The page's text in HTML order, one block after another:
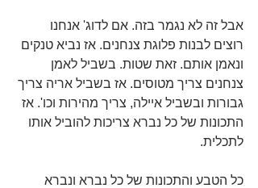
אבל זה לא נגמר בזה. אם לדוג' אנחנו
רוצים לבנות פלוגת צנחנים. אז נביא טנקים
ונאמן אותם. זאת שטות. בשביל לאמן
צנחנים צריך מטוסים. אז בשביל אריה צריך
גבורות ובשביל איילה, צריך מהירות וכו'. אז
התכונות של כל נברא צריכות להוביל אותו
לתכלית.
כל הטבע והתכונות של כל נברא ונברא